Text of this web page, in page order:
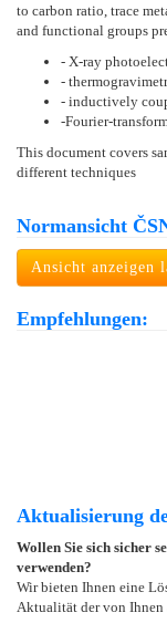
to carbon ratio, trace
and functional groups
- X-ray
-
- inductively
-Fourier-
This document covers
different techniques
Normansicht
Ansicht anzeigen
Empfehlungen:
Aktualisierung
Wollen Sie sich sicher
verwenden?
Wir bieten Ihnen eine
Aktualität der von Ihnen